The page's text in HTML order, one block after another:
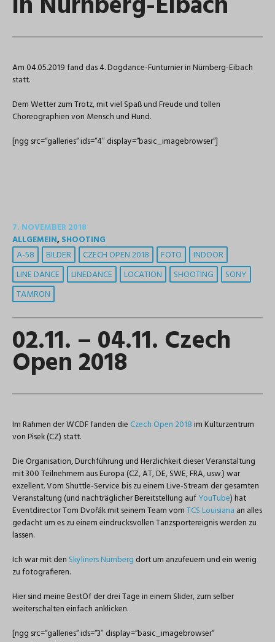
Am 04.05.2019 fand das 4. Dogdance-Funturnier in Nürnberg-Eibach
statt.
Dem Wetter zum Trotz, mit viel Spaß und Freude und tollen
Choreographien von Mensch und Hund.
[ngg src=“galleries“ ids=“4″ display=“basic_imagebrowser“]
7. NOVEMBER 2018
ALLGEMEIN,SHOOTING
A-58 BILDER CZECH OPEN 2018 FOTO
INDOOR
LINE DANCE
LINEDANCE LOCATION SHOOTING
SONY
TAMRON
02.11. – 04.11. Czech
Open 2018
Im Rahmen der WCDF fanden die Czech Open 2018im Kulturzentrum
von Pisek (CZ) statt.
Die Organisation, Durchführung und Herzlichkeit dieser Veranstaltung
mit 300 Teilnehmern aus Europa (CZ, AT, DE, SWE, FRA, usw.) war
exzellent. Vom Shuttle-Service bis zu einem Live-Stream der gesamten
Veranstaltung (und nachträglicher Bereitstellung aufYouTube) hat
Eventdirector Tom Dvořák mit seinem Team vomTCS Louisiana an alles
gedacht um es zu einem eindrucksvollen Tanzsportereignis werden zu
lassen.
Ich war mit den Skyliners Nürnberg dort um anzufeuern und ein wenig
zu fotografieren.
Hier sind meine BestOf der drei Tage in einem Slider, zum selber
weiterschalten einfach anklicken.
[ngg src=“galleries“ ids=“3″ display=“basic_imagebrowser“